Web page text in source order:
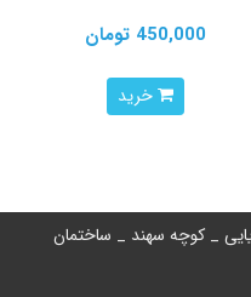
450,000 تومان
خرید
_ کوچه سهند _ ساختمان